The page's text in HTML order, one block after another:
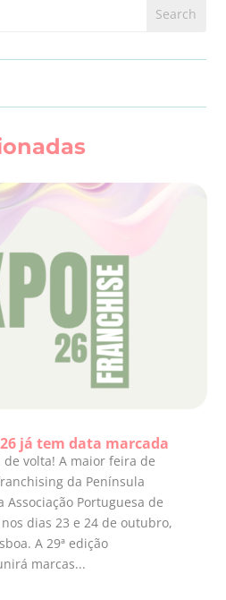
já tem data marcada
de volta! A maior feira de
da Península
Portuguesa de
dias 23 e 24 de outubro,
A 29ª edição
marcas...